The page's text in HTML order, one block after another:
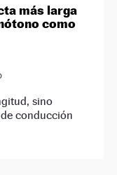
más larga
como
sino
conducción